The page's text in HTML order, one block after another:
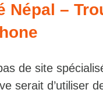
Népal –
de site
serait d’utiliser